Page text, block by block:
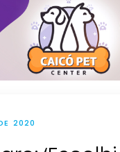
2020